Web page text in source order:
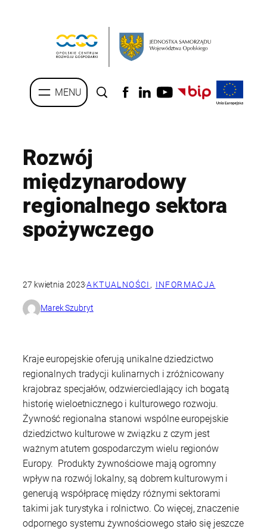
Rozwój
międzynarodowy
regionalnego sektora
spożywczego
27 kwietnia 2023·AKTUALNOŚCI , INFORMACJA
Marek Szubryt
Kraje europejskie oferują unikalne dziedzictwo
regionalnych tradycji kulinarnych i zróżnicowany
krajobraz specjałów, odzwierciedlający ich bogatą
historię wieloetnicznego i kulturowego rozwoju.
Żywność regionalna stanowi wspólne europejskie
dziedzictwo kulturowe w związku z czym jest
ważnym atutem gospodarczym wielu regionów
Europy. Produkty żywnościowe mają ogromny
wpływ na rozwój lokalny, są dobrem kulturowym i
generują współpracę między różnymi sektorami
takimi jak turystyka i rolnictwo. Co więcej, znaczenie
odpornego systemu żywnościowego stało się jeszcze